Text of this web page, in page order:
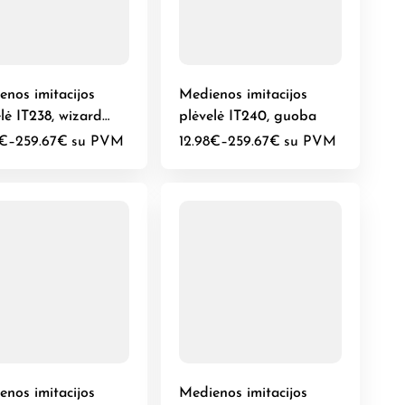
imitacijos
IT238, wizard
–259.67€ su PVM
Medienos imitacijos
plėvelė IT240, guoba
12.98€–259.67€ su PVM
imitacijos Medienos imitacijos